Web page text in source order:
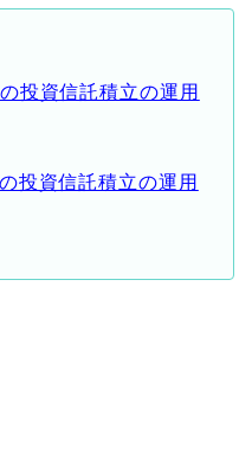
投資信託積立の運用
投資信託積立の運用